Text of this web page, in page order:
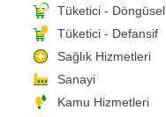
Tüketici - Döngüsel
Tüketici - Defansif
Sağlık Hizmetleri
Sanayi
Kamu Hizmetleri